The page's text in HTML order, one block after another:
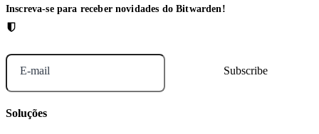
Inscreva-se para receber novidades do Bitwarden!
E-mail
Soluções